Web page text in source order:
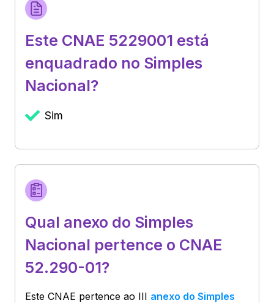
Este CNAE 5229001 está
enquadrado no Simples
Nacional?
Sim
Qual anexo do Simples
Nacional pertence o CNAE
52.290-01?
Este CNAE pertence ao III anexo do Simples